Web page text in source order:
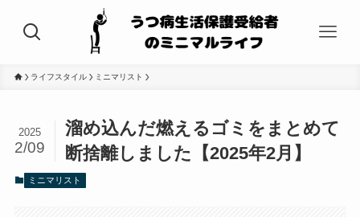
ライフスタイル ミニマリスト
溜め込んだ燃えるゴミをまとめて
断捨離しました【2025年2月】
2025
2/09
ミニマリスト